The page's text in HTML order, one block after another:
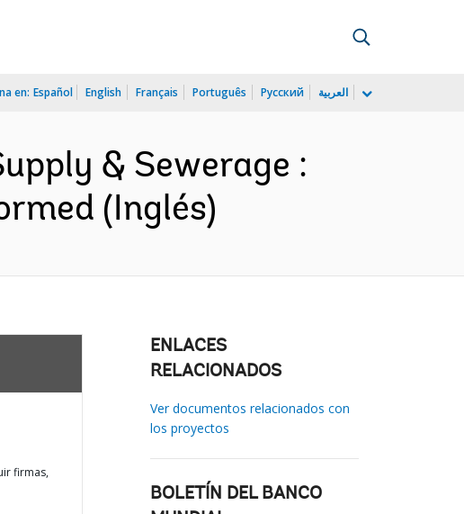
en: Español English Français Português Русский العربية
& Sewerage :
(Inglés)
firmas,
ENLACES
RELACIONADOS
Ver documentos relacionados con
los proyectos
BOLETÍN DEL BANCO